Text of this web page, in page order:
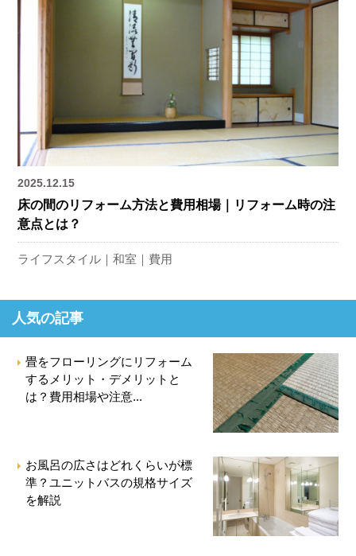
2025.12.15
床の間のリフォーム方法と費用相場｜リフォーム時の注
意点とは？
ライフスタイル 和室 費用
人気の記事
畳をフローリングにリフォーム
するメリット・デメリットと
は？費用相場や注意...
お風呂の広さはどれくらいが標
準？ユニットバスの規格サイズ
を解説